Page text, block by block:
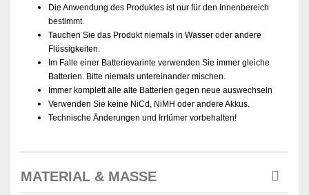
Die Anwendung des Produktes ist nur für den Innenbereich
bestimmt.
Tauchen Sie das Produkt niemals in Wasser oder andere
Flüssigkeiten.
Im Falle einer Batterievarinte verwenden Sie immer gleiche
Batterien. Bitte niemals untereinander mischen.
Immer komplett alle alte Batterien gegen neue auswechseln
Verwenden Sie keine NiCd, NiMH oder andere Akkus.
Technische Änderungen und Irrtümer vorbehalten!
MATERIAL & MASSE